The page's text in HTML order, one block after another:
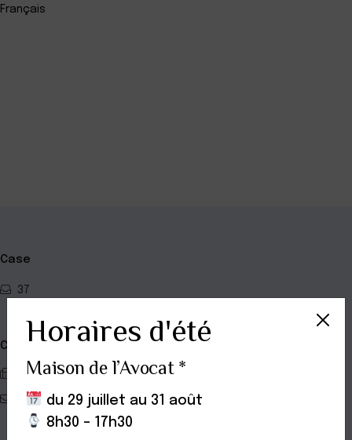
Français
Case
37
Contact
0442384833
avocat.mcd@gmail.com
Horaires d'été
Maison de l’Avocat *
du 29 juillet au 31 août
8h30 – 17h30